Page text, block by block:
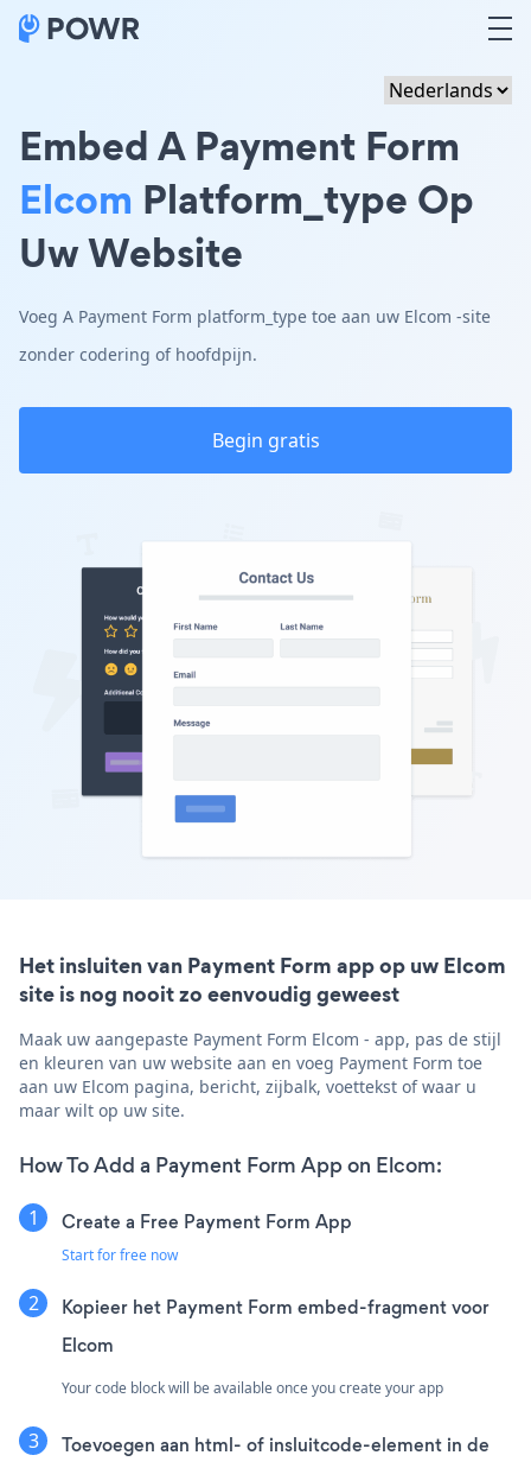
Embed A Payment Form
Elcom Platform_type Op
Uw Website
Voeg A Payment Form platform_type toe aan uw Elcom -site
zonder codering of hoofdpijn.
Begin gratis
Het insluiten van Payment Form app op uw Elcom
site is nog nooit zo eenvoudig geweest
Maak uw aangepaste Payment Form Elcom - app, pas de stijl
en kleuren van uw website aan en voeg Payment Form toe
aan uw Elcom pagina, bericht, zijbalk, voettekst of waar u
maar wilt op uw site.
How To Add a Payment Form App on Elcom:
Create a Free Payment Form App
Start for free now
Kopieer het Payment Form embed-fragment voor
Elcom
Your code block will be available once you create your app
Toevoegen aan html- of insluitcode-element in de